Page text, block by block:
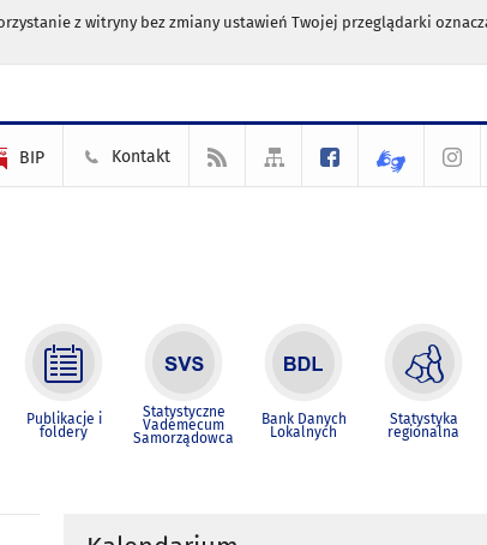
z witryny bez zmiany ustawień Twojej przeglądarki
BIP Kontakt
Publikacje i
foldery
Statystyczne
Vademecum
Samorządowca
Bank Danych
Lokalnych
Statystyka
regionalna